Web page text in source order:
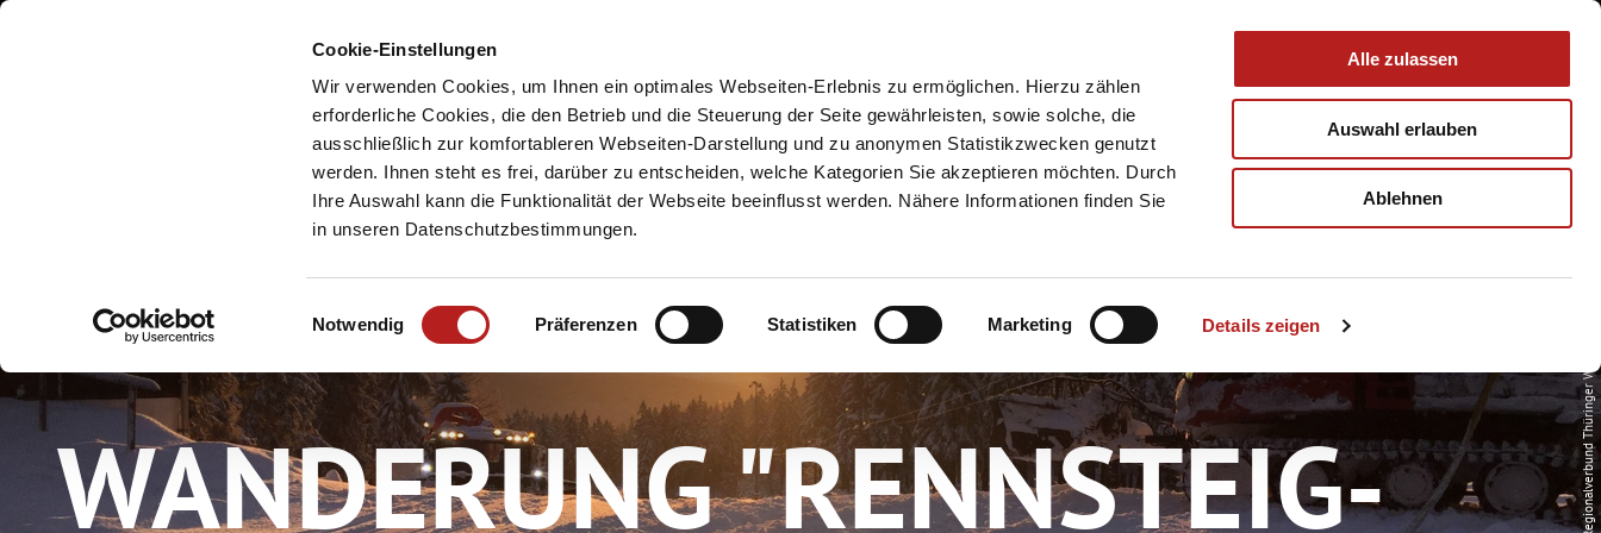
Cookie-Einstellungen
Wir verwenden Cookies, um Ihnen ein optimales Webseiten-Erlebnis zu ermöglichen. Hierzu zählen
erforderliche Cookies, die den Betrieb und die Steuerung der Seite gewährleisten, sowie solche, die
ausschließlich zur komfortableren Webseiten-Darstellung und zu anonymen Statistikzwecken genutzt
werden. Ihnen steht es frei, darüber zu entscheiden, welche Kategorien Sie akzeptieren möchten. Durch
Ihre Auswahl kann die Funktionalität der Webseite beeinflusst werden. Nähere Informationen finden Sie
in unseren Datenschutzbestimmungen.
i
w
i
l
Notwendig Präferenzen Statistiken Marketing Details zeigen
Alle zulassen
Auswahl erlauben
Ablehnen
Meine Urlaubsregion Buchen
© Regionalverbund Thüringer Wald e.V.
WANDERUNG "RENNSTEIG-